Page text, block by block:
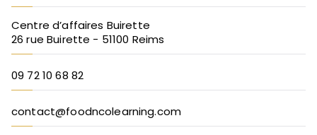
Centre d’affaires Buirette
26 rue Buirette - 51100 Reims
09 72 10 68 82
contact@foodncolearning.com